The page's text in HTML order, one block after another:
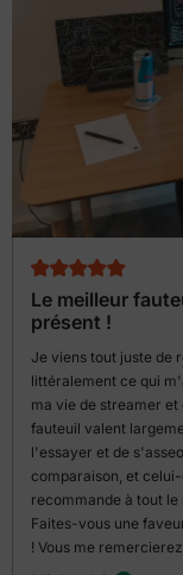
Le meilleur
présent !
Je viens tout juste de
littéralement ce qui
ma vie de streamer
fauteuil valent
l'essayer et de
comparaison, et
recommande à tout le
Faites-vous une
! Vous me